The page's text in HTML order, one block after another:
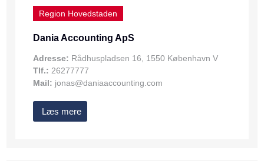
Region Hovedstaden
Dania Accounting ApS
Adresse: Rådhuspladsen 16, 1550 København V
Tlf.: 26277777
Mail: jonas@daniaaccounting.com
Læs mere